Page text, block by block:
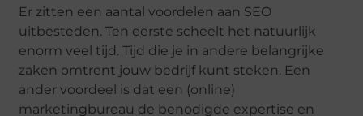
Er zitten een aantal voordelen aan SEO
uitbesteden. Ten eerste scheelt het natuurlijk
enorm veel tijd. Tijd die je in andere belangrijke
zaken omtrent jouw bedrijf kunt steken. Een
ander voordeel is dat een (online)
marketingbureau de benodigde expertise en